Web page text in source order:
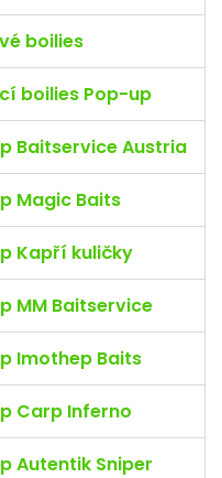
boilies
boilies Pop-up
Baitservice Austria
Magic Baits
Kapří kuličky
MM Baitservice
Imothep Baits
Carp Inferno
Autentik Sniper